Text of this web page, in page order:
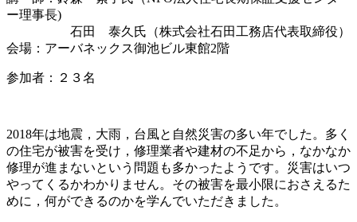
ー理事長)
石田 泰久氏（株式会社石田工務店代表取締役）
会場：アーバネックス御池ビル東館2階
参加者：２３名
2018年は地震，大雨，台風と自然災害の多い年でした。多く
の住宅が被害を受け，修理業者や建材の不足から，なかなか
修理が進まないという問題も多かったようです。災害はいつ
やってくるかわかりません。その被害を最小限におさえるた
めに，何ができるのかを学んでいただきました。